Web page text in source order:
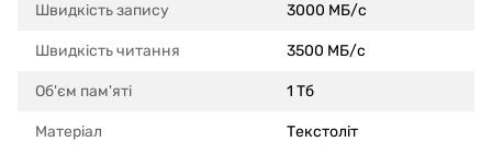
Швидкість запису 3000 МБ/с
Швидкість читання 3500 МБ/с
Об'єм пам'яті 1 Тб
Матеріал Текстоліт